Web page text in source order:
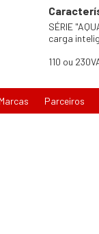
SÉRIE
carga
110 ou
Marcas Parceiros